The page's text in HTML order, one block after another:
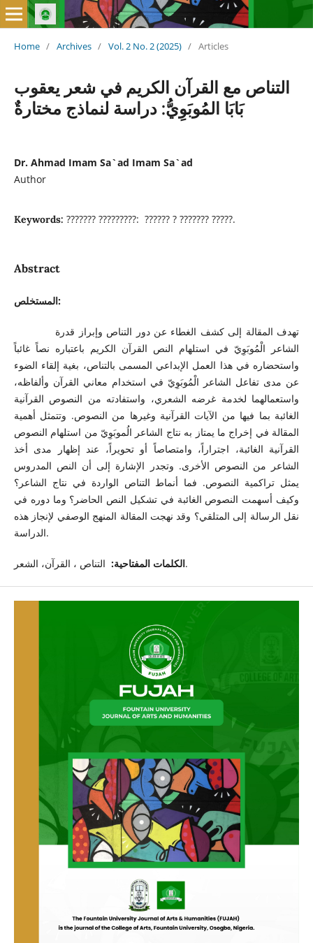
Home / Archives / Vol. 2 No. 2 (2025) / Articles
التناص مع القرآن الكريم في شعر يعقوب
بَابَا المُوبَوِيُّ: دراسة لنماذج مختارةٌ
Dr. Ahmad Imam Sa`ad Imam Sa`ad
Author
Keywords: ??????? ?????????: ?????? ? ??????? ?????.
Abstract
المستخلص:
الشاعر الْمُوبَوِيّ في استلهام النص القرآن الكريم باعتباره نصاً غائباً
واستحضاره في هذا العمل الإبداعي المسمى بالتناص، بغية إلقاء الضوء
عن مدى تفاعل الشاعر الْمُوبَوِيّ في استخدام معاني القرآن وألفاظه،
واستعمالهما لخدمة غرضه الشعري، واستفادته من النصوص القرآنية
الغائبة بما فيها من الآيات القرآنية وغيرها من النصوص. وتتمثل أهمية
المقالة في إخراج ما يمتاز به نتاج الشاعر الُموبَوِيّ من استلهام النصوص
القرآنية الغائبة، اجتراراً، وامتصاصاً أو تحويراً، عند إظهار مدى أخذ
الشاعر من النصوص الأخرى. وتجدر الإشارة إلى أن النص المدروس
يمثل تراكمية النصوص. فما أنماط التناص الواردة في نتاج الشاعر؟
وكيف أسهمت النصوص الغائبة في تشكيل النص الحاضر؟ وما دوره في
نقل الرسالة إلى المتلقي؟ وقد نهجت المقالة المنهج الوصفي لإنجاز هذه
الدراسة.
الكلمات المفتاحية:التناص ، القرآن، الشعر.